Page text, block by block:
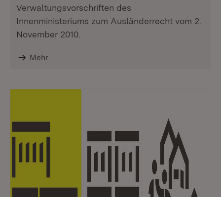
Verwaltungsvorschriften des
Innenministeriums zum Ausländerrecht vom 2.
November 2010.
Mehr